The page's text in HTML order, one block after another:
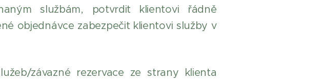
službám, potvrdit klientovi řádně
objednávce zabezpečit klientovi služby v
závazné rezervace ze strany klienta